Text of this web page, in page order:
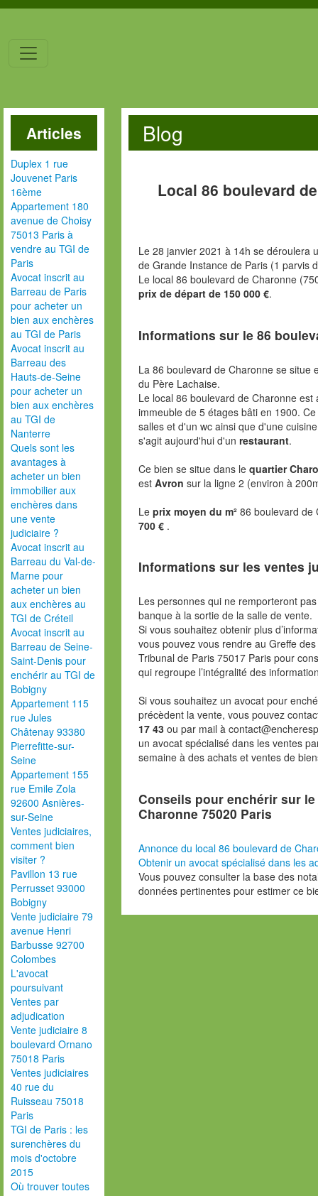
Articles
Duplex 1 rue
Jouvenet Paris
16ème
Appartement 180
avenue de Choisy
75013 Paris à
vendre au TGI de
Paris
Avocat inscrit au
Barreau de Paris
pour acheter un
bien aux enchères
au TGI de Paris
Avocat inscrit au
Barreau des
Hauts-de-Seine
pour acheter un
bien aux enchères
au TGI de
Nanterre
Quels sont les
avantages à
acheter un bien
immobilier aux
enchères dans
une vente
judiciaire ?
Avocat inscrit au
Barreau du Val-de-
Marne pour
acheter un bien
aux enchères au
TGI de Créteil
Avocat inscrit au
Barreau de Seine-
Saint-Denis pour
enchérir au TGI de
Bobigny
Appartement 115
rue Jules
Châtenay 93380
Pierrefitte-sur-
Seine
Appartement 155
rue Emile Zola
92600 Asnières-
sur-Seine
Ventes judiciaires,
comment bien
visiter ?
Pavillon 13 rue
Perrusset 93000
Bobigny
Vente judiciaire 79
avenue Henri
Barbusse 92700
Colombes
L'avocat
poursuivant
Ventes par
adjudication
Vente judiciaire 8
boulevard Ornano
75018 Paris
Ventes judiciaires
40 rue du
Ruisseau 75018
Paris
TGI de Paris : les
surenchères du
mois d'octobre
2015
Où trouver toutes
Blog
Local 86 boulevard
Le 28 janvier 2021 à 14h se déroulera
de Grande Instance de Paris (1 parvis
Le local 86 boulevard de Charonne
prix de départ de 150 000 €.
Informations sur le 86
La 86 boulevard de Charonne se situe
du Père Lachaise.
Le local 86 boulevard de Charonne
immeuble de 5 étages bâti en 1900.
salles et d'un wc ainsi que d'une
s'agit aujourd'hui d'un restaurant.
Ce bien se situe dans le quartier
estAvron sur la ligne 2 (environ à
Le prix moyen du m² 86 boulevard de
700 € .
Informations sur les ventes
Les personnes qui ne remporteront
banque à la sortie de la salle de vente.
Si vous souhaitez obtenir plus
vous pouvez vous rendre au Greffe
Tribunal de Paris 75017 Paris pour
qui regroupe l’intégralité des
Si vous souhaitez un avocat pour
précèdent la vente, vous pouvez
17 43 ou par mail à
un avocat spécialisé dans les ventes
semaine à des achats et ventes de
Conseils pour enchérir sur
Charonne 75020 Paris
Annonce du local 86 boulevard de
Obtenir un avocat spécialisé dans les
Vous pouvez consulter la base des
données pertinentes pour estimer ce